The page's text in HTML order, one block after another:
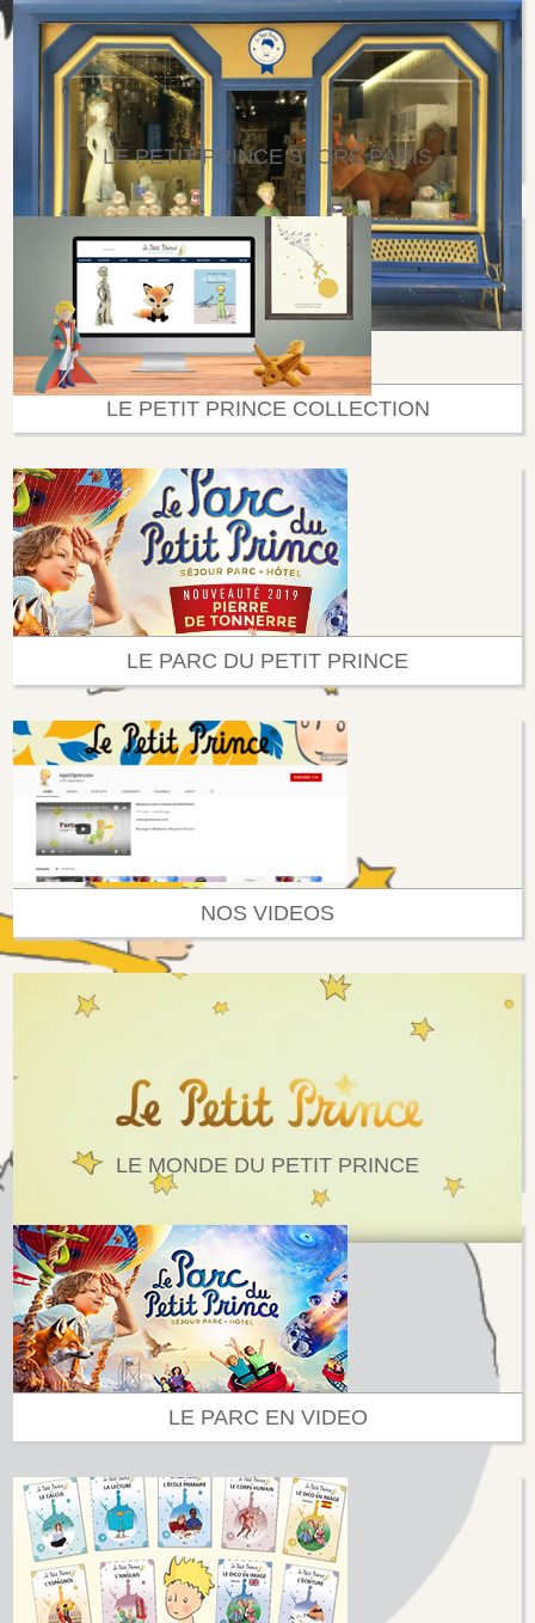
LE PETIT PRINCE STORE PARIS
LE PETIT PRINCE COLLECTION
LE PARC DU PETIT PRINCE
NOS VIDEOS
LE MONDE DU PETIT PRINCE
LE PARC EN VIDEO